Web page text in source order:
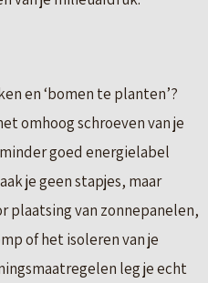
en ‘bomen te planten’?
omhoog schroeven van je
goed energielabel
je geen stapjes, maar
plaatsing van zonnepanelen,
of het isoleren van je
leg je echt